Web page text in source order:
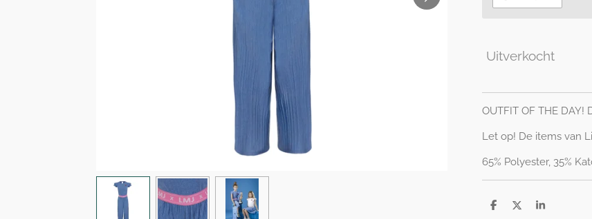
Uitverkocht
OUTFIT OF THE
Let op! De items van
65% Polyester, 35%
D
D
S